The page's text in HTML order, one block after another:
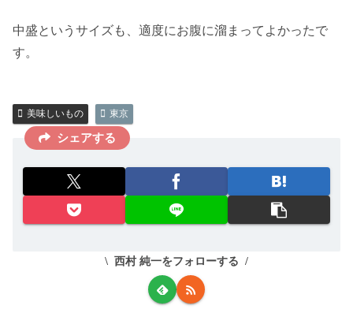
中盛というサイズも、適度にお腹に溜まってよかったで
す。
美味しいもの 東京
シェアする
西村 純一をフォローする